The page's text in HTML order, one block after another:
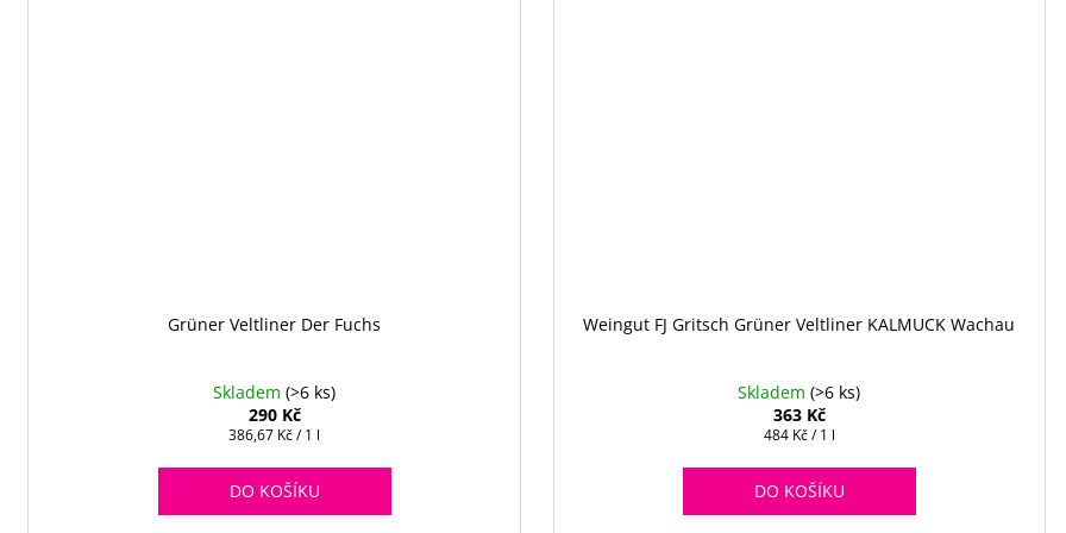
Grüner Veltliner Der Fuchs
Skladem(>6 ks)
290 Kč
Měrná
386,67 Kč / 1 l
DO KOŠÍKU
Weingut FJ Gritsch Grüner Veltliner KALMUCK Wachau
Skladem(>6 ks)
363 Kč
Měrná
484 Kč / 1 l
DO KOŠÍKU